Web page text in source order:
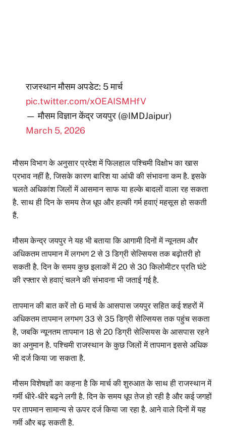
राजस्थान मौसम अपडेट: 5 मार्च
pic.twitter.com/xOEAISMHfV
— मौसम विज्ञान केंद्र जयपुर (@IMDJaipur)
March 5, 2026
मौसम विभाग के अनुसार प्रदेश में फिलहाल पश्चिमी विक्षोभ का खास
प्रभाव नहीं है, जिसके कारण बारिश या आंधी की संभावना कम है. इसके
चलते अधिकांश जिलों में आसमान साफ या हल्के बादलों वाला रह सकता
है. साथ ही दिन के समय तेज धूप और हल्की गर्म हवाएं महसूस हो सकती
हैं.
मौसम केन्द्र जयपुर ने यह भी बताया कि आगामी दिनों में न्यूनतम और
अधिकतम तापमान में लगभग 2 से 3 डिग्री सेल्सियस तक बढ़ोतरी हो
सकती है. दिन के समय कुछ इलाकों में 20 से 30 किलोमीटर प्रति घंटे
की रफ्तार से हवाएं चलने की संभावना भी जताई गई है.
तापमान की बात करें तो 6 मार्च के आसपास जयपुर सहित कई शहरों में
अधिकतम तापमान लगभग 33 से 35 डिग्री सेल्सियस तक पहुंच सकता
है, जबकि न्यूनतम तापमान 18 से 20 डिग्री सेल्सियस के आसपास रहने
का अनुमान है. पश्चिमी राजस्थान के कुछ जिलों में तापमान इससे अधिक
भी दर्ज किया जा सकता है.
मौसम विशेषज्ञों का कहना है कि मार्च की शुरुआत के साथ ही राजस्थान में
गर्मी धीरे-धीरे बढ़ने लगी है. दिन के समय धूप तेज हो रही है और कई जगहों
पर तापमान सामान्य से ऊपर दर्ज किया जा रहा है. आने वाले दिनों में यह
गर्मी और बढ़ सकती है.